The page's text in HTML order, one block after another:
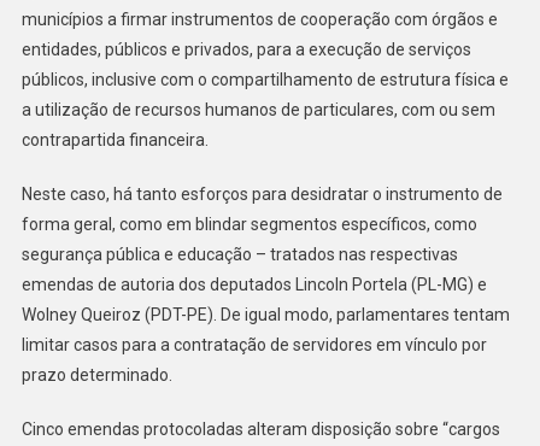
municípios a firmar instrumentos de cooperação com órgãos e
entidades, públicos e privados, para a execução de serviços
públicos, inclusive com o compartilhamento de estrutura física e
a utilização de recursos humanos de particulares, com ou sem
contrapartida financeira.
Neste caso, há tanto esforços para desidratar o instrumento de
forma geral, como em blindar segmentos específicos, como
segurança pública e educação – tratados nas respectivas
emendas de autoria dos deputados Lincoln Portela (PL-MG) e
Wolney Queiroz (PDT-PE). De igual modo, parlamentares tentam
limitar casos para a contratação de servidores em vínculo por
prazo determinado.
Cinco emendas protocoladas alteram disposição sobre “cargos